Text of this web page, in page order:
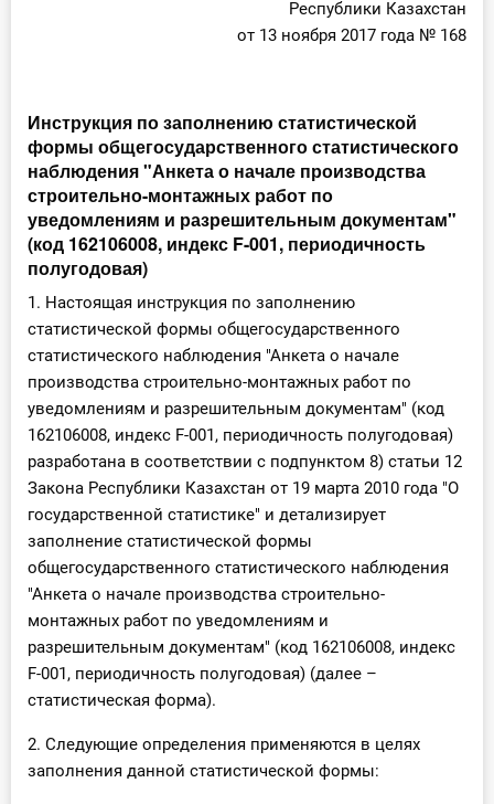
Республики Казахстан
от 13 ноября 2017 года № 168
Инструкция по заполнению статистической
формы общегосударственного статистического
наблюдения "Анкета о начале производства
строительно-монтажных работ по
уведомлениям и разрешительным документам"
(код 162106008, индекс F-001, периодичность
полугодовая)
1. Настоящая инструкция по заполнению
статистической формы общегосударственного
статистического наблюдения "Анкета о начале
производства строительно-монтажных работ по
уведомлениям и разрешительным документам" (код
162106008, индекс F-001, периодичность полугодовая)
разработана в соответствии с подпунктом 8) статьи 12
Закона Республики Казахстан от 19 марта 2010 года "О
государственной статистике" и детализирует
заполнение статистической формы
общегосударственного статистического наблюдения
"Анкета о начале производства строительно-
монтажных работ по уведомлениям и
разрешительным документам" (код 162106008, индекс
F-001, периодичность полугодовая) (далее –
статистическая форма).
2. Следующие определения применяются в целях
заполнения данной статистической формы: